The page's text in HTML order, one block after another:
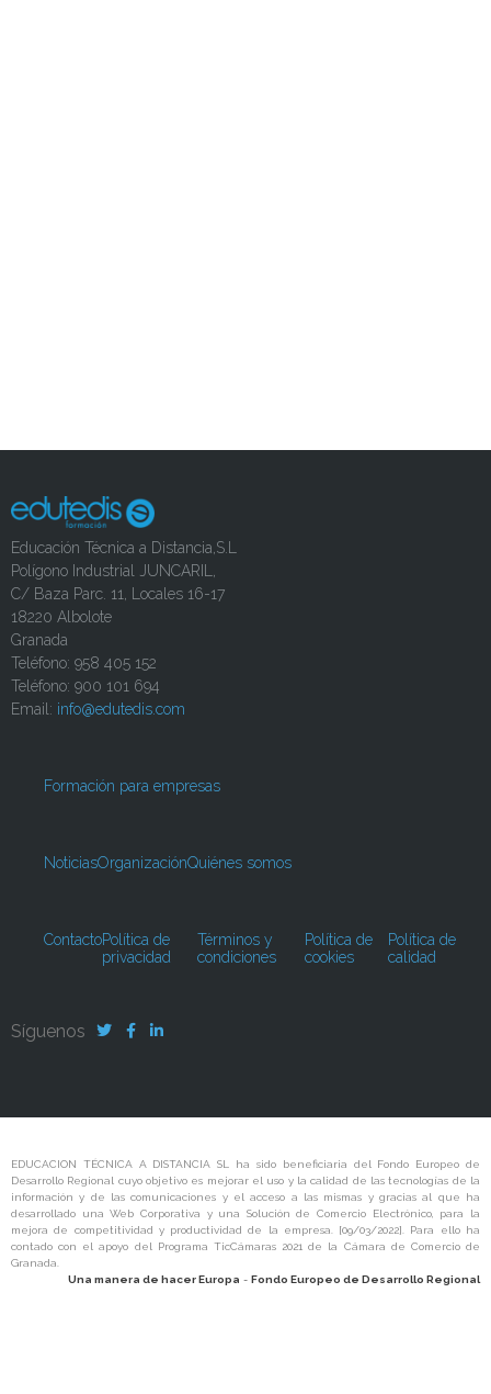
Educación Técnica a Distancia,S.L
Polígono Industrial JUNCARIL,
C/ Baza Parc. 11, Locales 16-17
18220 Albolote
Granada
Teléfono: 958 405 152
Teléfono: 900 101 694
Email: info@edutedis.com
Formación para empresas
NoticiasOrganizaciónQuiénes somos
ContactoPolítica de
privacidad
Términos y
condiciones
Política de
cookies
Política de
calidad
Síguenos
EDUCACION TÉCNICA A DISTANCIA SL ha sido beneficiaria del Fondo Europeo de
Desarrollo Regional cuyo objetivo es mejorar el uso y la calidad de las tecnologías de la
información y de las comunicaciones y el acceso a las mismas y gracias al que ha
desarrollado una Web Corporativa y una Solución de Comercio Electrónico, para la
mejora de competitividad y productividad de la empresa. [09/03/2022]. Para ello ha
contado con el apoyo del Programa TicCámaras 2021 de la Cámara de Comercio de
Granada.
Una manera de hacer Europa - Fondo Europeo de Desarrollo Regional